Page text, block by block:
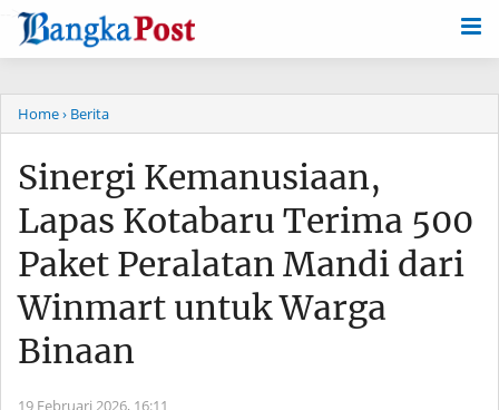
-->
Home› Berita
Sinergi Kemanusiaan,
Lapas Kotabaru Terima 500
Paket Peralatan Mandi dari
Winmart untuk Warga
Binaan
19 Februari 2026, 16:11